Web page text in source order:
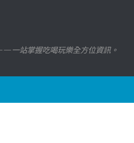
一站掌握吃喝玩樂全方位資訊。